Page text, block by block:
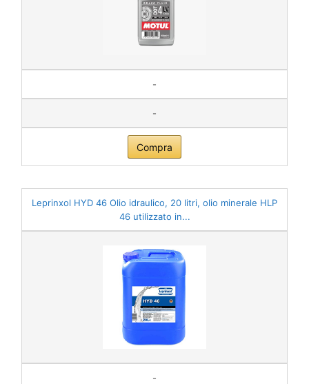
-
-
Compra
Leprinxol HYD 46 Olio idraulico, 20 litri, olio minerale HLP
46 utilizzato in...
-